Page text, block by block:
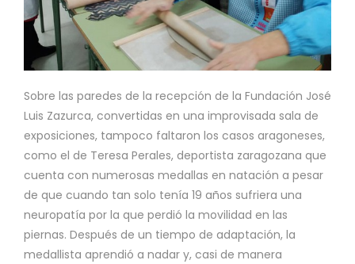
Sobre las paredes de la recepción de la Fundación José
Luis Zazurca, convertidas en una improvisada sala de
exposiciones, tampoco faltaron los casos aragoneses,
como el de Teresa Perales, deportista zaragozana que
cuenta con numerosas medallas en natación a pesar
de que cuando tan solo tenía 19 años sufriera una
neuropatía por la que perdió la movilidad en las
piernas. Después de un tiempo de adaptación, la
medallista aprendió a nadar y, casi de manera